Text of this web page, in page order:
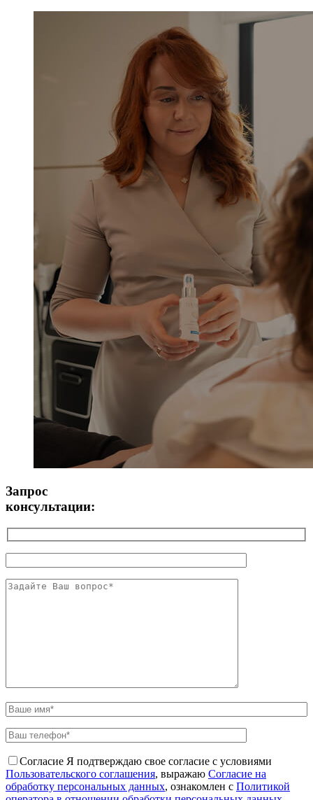
Запрос
консультации:
Согласие Я подтверждаю свое согласие с условиями
Пользовательского соглашения, выражаю Согласие на
обработку персональных данных, ознакомлен с Политикой